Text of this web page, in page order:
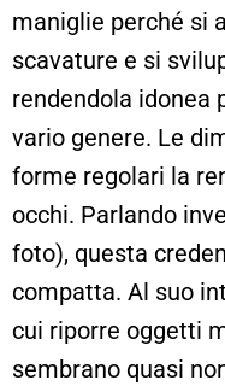
maniglie perché si
scavature e si
rendendola idonea
vario genere. Le
forme regolari la
occhi. Parlando
foto), questa
compatta. Al suo
cui riporre oggetti
sembrano quasi